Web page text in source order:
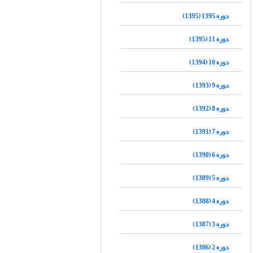
دوره 1395 (1395)
دوره 11 (1395)
دوره 10 (1394)
دوره 9 (1393)
دوره 8 (1392)
دوره 7 (1391)
دوره 6 (1390)
دوره 5 (1389)
دوره 4 (1388)
دوره 3 (1387)
دوره 2 (1386)